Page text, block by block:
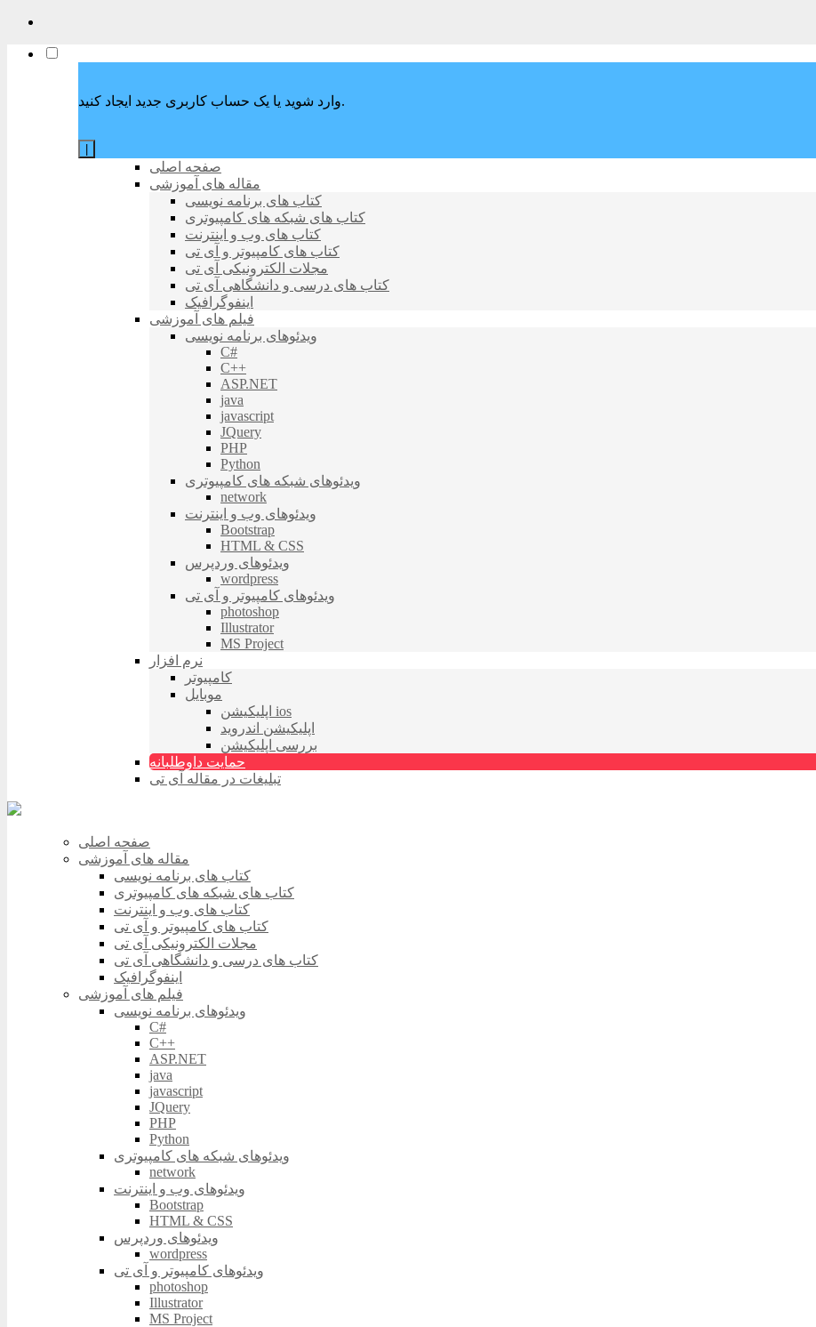
وارد شوید یا یک حساب کاربری جدید ایجاد کنید.
صفحه اصلی
مقاله های آموزشی
کتاب های برنامه نویسی
کتاب های شبکه های کامپیوتری
کتاب های وب و اینترنت
کتاب های کامپیوتر و آی تی
مجلات الکترونیکی آی تی
کتاب های درسی و دانشگاهی آی تی
اینفوگرافیک
فیلم های آموزشی
ویدئوهای برنامه نویسی
C#
C++
ASP.NET
java
javascript
JQuery
PHP
Python
ویدئوهای شبکه های کامپیوتری
network
ویدئوهای وب و اینترنت
Bootstrap
HTML & CSS
ویدئوهای وردپرس
wordpress
ویدئوهای کامپیوتر و آی تی
photoshop
Illustrator
MS Project
نرم افزار
کامپیوتر
موبایل
اپلیکیشن ios
اپلیکیشن اندروید
بررسی اپلیکیشن
حمایت داوطلبانه
تبلیغات در مقاله آی تی
صفحه اصلی
مقاله های آموزشی
کتاب های برنامه نویسی
کتاب های شبکه های کامپیوتری
کتاب های وب و اینترنت
کتاب های کامپیوتر و آی تی
مجلات الکترونیکی آی تی
کتاب های درسی و دانشگاهی آی تی
اینفوگرافیک
فیلم های آموزشی
ویدئوهای برنامه نویسی
C#
C++
ASP.NET
java
javascript
JQuery
PHP
Python
ویدئوهای شبکه های کامپیوتری
network
ویدئوهای وب و اینترنت
Bootstrap
HTML & CSS
ویدئوهای وردپرس
wordpress
ویدئوهای کامپیوتر و آی تی
photoshop
Illustrator
MS Project